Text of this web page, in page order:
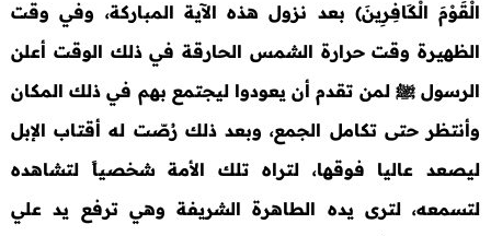
الْقَوْمَ الْكَافِرِينَ) بعد نزول هذه الآية المباركة، وفي وقت
الظهيرة وقت حرارة الشمس الحارقة في ذلك الوقت أعلن
الرسول ﷺ لمن تقدم أن يعودوا ليجتمع بهم في ذلك المكان
وأنتظر حتى تكامل الجمع، وبعد ذلك رُصّت له أقتاب الإبل
ليصعد عاليا فوقها، لتراه تلك الأمة شخصياً لتشاهده
لتسمعه، لترى يده الطاهرة الشريفة وهي ترفع يد علي